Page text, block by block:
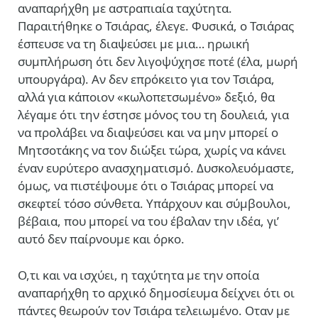
αναπαρήχθη με αστραπιαία ταχύτητα.
Παραιτήθηκε ο Τσιάρας, έλεγε. Φυσικά, ο Τσιάρας
έσπευσε να τη διαψεύσει με μια… ηρωική
συμπλήρωση ότι δεν λιγοψύχησε ποτέ (έλα, μωρή
υπουργάρα). Αν δεν επρόκειτο για τον Τσιάρα,
αλλά για κάποιον «κωλοπετσωμένο» δεξιό, θα
λέγαμε ότι την έστησε μόνος του τη δουλειά, για
να προλάβει να διαψεύσει και να μην μπορεί ο
Μητσοτάκης να τον διώξει τώρα, χωρίς να κάνει
έναν ευρύτερο ανασχηματισμό. Δυσκολευόμαστε,
όμως, να πιστέψουμε ότι ο Τσιάρας μπορεί να
σκεφτεί τόσο σύνθετα. Υπάρχουν και σύμβουλοι,
βέβαια, που μπορεί να του έβαλαν την ιδέα, γι’
αυτό δεν παίρνουμε και όρκο.
Ο,τι και να ισχύει, η ταχύτητα με την οποία
αναπαρήχθη το αρχικό δημοσίευμα δείχνει ότι οι
πάντες θεωρούν τον Τσιάρα τελειωμένο. Οταν με